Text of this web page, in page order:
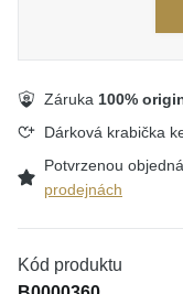
Záruka 100%
Dárková krabička
Potvrzenou
prodejnách
Kód produktu